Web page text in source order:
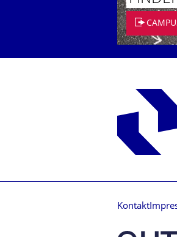
Kontakt